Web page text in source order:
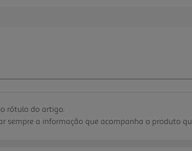
rótulo do artigo.
sempre a informação que acompanha o produto